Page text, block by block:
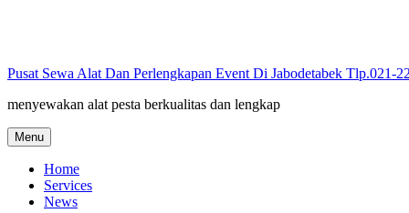
Pusat Sewa Alat Dan Perlengkapan Event Di Jabodetabek Tlp.021-
menyewakan alat pesta berkualitas dan lengkap
Menu
Home
Services
News